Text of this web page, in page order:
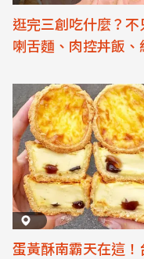
逛完三創吃什麼？
喇舌麵、肉控丼飯
蛋黃酥南霸天在這